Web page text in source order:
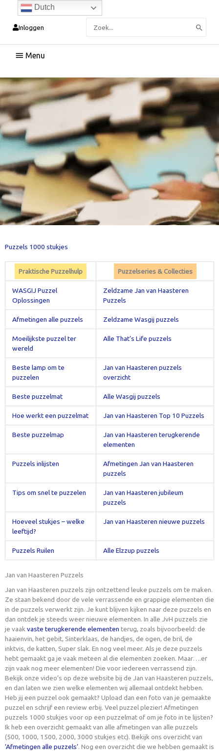
Inloggen
naar:
Hoofdmenu
Puzzels 1000 stukjes
Praktische Puzzelhulp Puzzelseries & Collecties
WASGIJ Puzzel
Oplossingen
Zeldzame Jan van Haasteren
Puzzels
Afmetingen alle puzzels Zeldzame Wasgij puzzels
Moeilijkste puzzel ter
wereld
Alle That’s Life puzzels
Beste lamp om te
puzzelen
Jan van Haasteren puzzels
overzicht
Beste puzzelmat Alle Wasgij puzzels
Hoe werkt een puzzelmat Jan van Haasteren Top 10 Puzzels
Beste puzzelmap
Jan van Haasteren terugkerende
elementen
Puzzels inlijsten
Afmetingen Jan van Haasteren
puzzels
Tips om snel te puzzelen
Jan van Haasteren jubileum
puzzels
Hoeveel stukjes – welke
leeftijd?
Jan van Haasteren nieuwe puzzels
Puzzels Ruilen Alle Elzzup puzzels
Jan van Haasteren Puzzels
Jan van Haasteren puzzels zijn ontzettend leuke puzzels om te maken.
Ze staan bekend door de vele verrassende en grappige elementen die
in de puzzels verwerkt zijn. Je kunt blijven kijken naar deze puzzels en
dan ontdek je steeds weer nieuwe elementen. In alle JvH puzzels zie
je vaak vaste terugkerende elementen terug, zoals bijvoorbeeld: de
haaienvin, het gebit, Sinterklaas, de handjes, de ogen, de bril, de
inktvis, de katten, Super slak. En nog veel meer. Als je deze puzzels
hebt gemaakt ga je vaak meteen al die elementen zoeken. Maar….er
zijn vaak nog meer elementen! Die voor iedereen verrassend zijn.
Bekijk onze video’s op deze website bij de Jan van Haasteren puzzels,
en dan laten we zien welke elementen wij allemaal ontdekt hebben.
Heb jij een puzzel ook gemaakt? Upload dan een foto van je gemaakte
puzzel en schrijf een review erbij. Veel puzzel plezier! Afmetingen
puzzels 1000 stukjes voor op een puzzelmat of om je foto in te lijsten?
Ik heb een overzicht gemaakt van alle afmetingen van alle puzzels
(500, 1000, 1500, 2000, 3000 stukjes etc). Bekijk ons overzicht van
‘Afmetingen alle puzzels’. Nog een overzicht die we hebben gemaakt is
Dutch